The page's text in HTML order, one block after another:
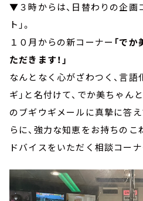
▼３時からは、日替わりの企画
ト」。
１０月からの新コーナー 「で
ただきます！」
なんとなく心がざわつく、言語
ギ」と名付けて、でか美ちゃん
のブギウギメールに真摯に答
らに、強力な知恵をお持ちの
ドバイスをいただく相談コーナ